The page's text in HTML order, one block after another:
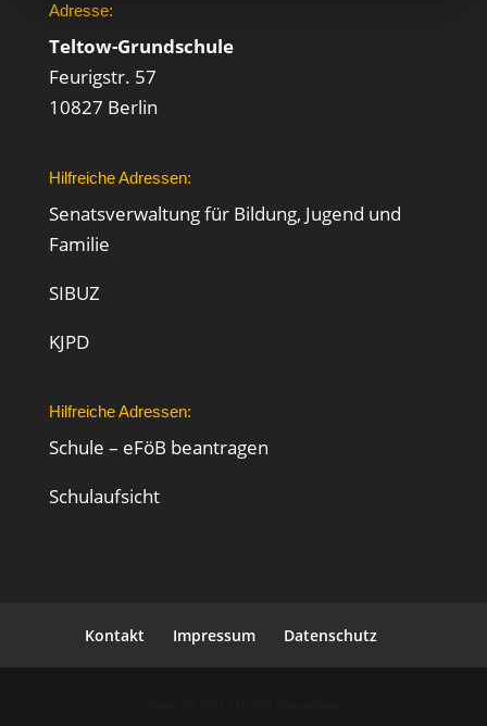
Adresse:
Teltow-Grundschule
Feurigstr. 57
10827 Berlin
Hilfreiche Adressen:
Senatsverwaltung für Bildung, Jugend und
Familie
SIBUZ
KJPD
Hilfreiche Adressen:
Schule – eFöB beantragen
Schulaufsicht
Kontakt Impressum Datenschutz